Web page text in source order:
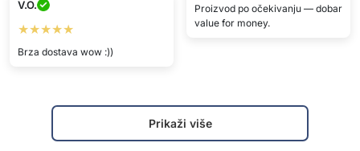
Proizvod po očekivanju — dobar
value for money.
V.O.
★★★★★
Brza dostava wow :))
Prikaži više